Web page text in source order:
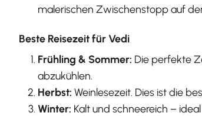
malerischen Zwischenstopp auf
Beste Reisezeit für Vedi
Frühling & Sommer: Die perfekte
abzukühlen.
Herbst: Weinlesezeit. Dies ist die
Winter: Kalt und schneereich –